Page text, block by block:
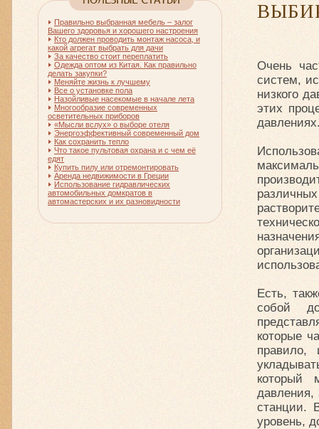
Очень
систем,
низкого
этих
Есть,
собой
которые
правило,
который
давления,
станции.
уровень,
Правильно выбранная мебель – залог
Вашего здоровья и хорошего настроения
Кто должен проводить монтаж насоса, и
какой агрегат выбрать для дачи
За качество стоит переплатить
Одежда оптом из Китая. Как правильно
делать закупки?
Меняйте жизнь к лучшему
Все о установке пола
Назойливые насекомые в начале лета
Многообразие современных
осветительных приборов
«Мысли вслух» о выборе отеля
Энергоэффективный современный дом
Как сохранить тепло
Что такое пультовая охрана и с чем её
едят
Купить пилу или отремонтировать
Аренда недвижимости в Греции
Использование гидравлических
автомобильных домкратов в
автомастерских и их разновидности